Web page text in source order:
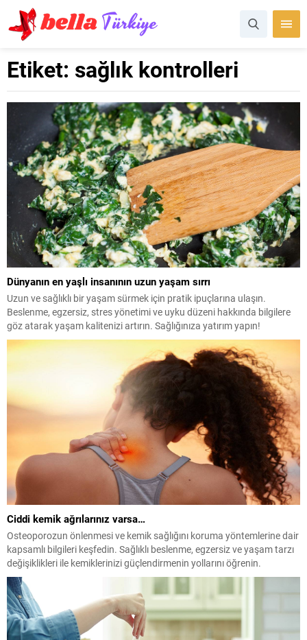
Etiket: sağlık kontrolleri
Dünyanın en yaşlı insanının uzun yaşam sırrı
Uzun ve sağlıklı bir yaşam sürmek için pratik ipuçlarına ulaşın.
Beslenme, egzersiz, stres yönetimi ve uyku düzeni hakkında bilgilere
göz atarak yaşam kalitenizi artırın. Sağlığınıza yatırım yapın!
Ciddi kemik ağrılarınız varsa…
Osteoporozun önlenmesi ve kemik sağlığını koruma yöntemlerine dair
kapsamlı bilgileri keşfedin. Sağlıklı beslenme, egzersiz ve yaşam tarzı
değişiklikleri ile kemiklerinizi güçlendirmenin yollarını öğrenin.